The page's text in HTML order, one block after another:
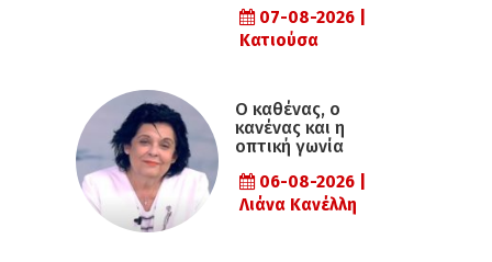
07-08-2026 |
Κατιούσα
Ο καθένας, ο
κανένας και η
οπτική γωνία
06-08-2026 |
Λιάνα Κανέλλη